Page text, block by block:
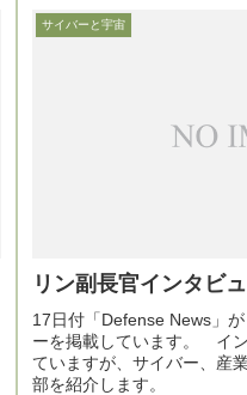
サイバーと宇宙
リン副長官インタビ
17日付「Defense News」
ーを掲載しています。 イ
ていますが、サイバー、産
部を紹介します。